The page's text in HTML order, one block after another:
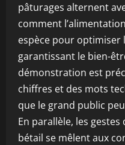
pâturages alternent
comment
espèce pour
garantissant le bien-
démonstration est
chiffres et des mots
que le grand public
En parallèle, les
bétail se mêlent aux